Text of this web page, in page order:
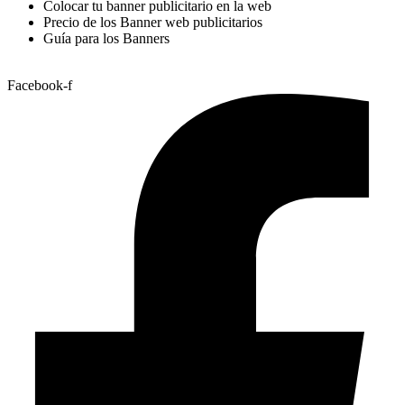
Colocar tu banner publicitario en la web
Precio de los Banner web publicitarios
Guía para los Banners
Facebook-f